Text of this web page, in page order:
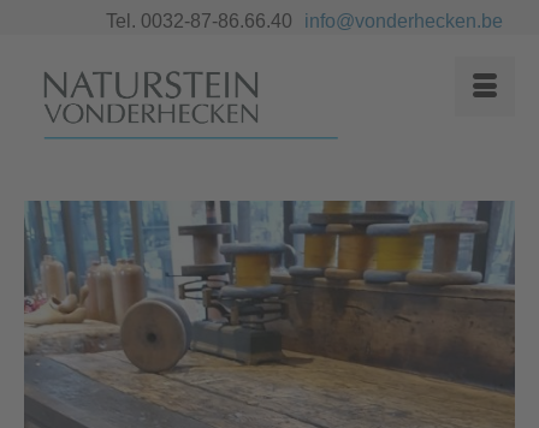
Tel. 0032-87-86.66.40 info@vonderhecken.be